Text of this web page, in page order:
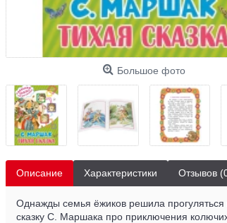
Большое фото
Описание Характеристики Отзывов
Однажды семья ёжиков решила
сказку С. Маршака про приключения